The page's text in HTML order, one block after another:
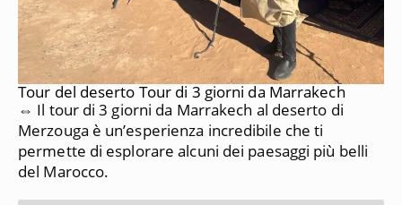
Tour del deserto Tour di 3 giorni da Marrakech
⇔ Il tour di 3 giorni da Marrakech al deserto di
Merzouga è un’esperienza incredibile che ti
permette di esplorare alcuni dei paesaggi più belli
del Marocco.